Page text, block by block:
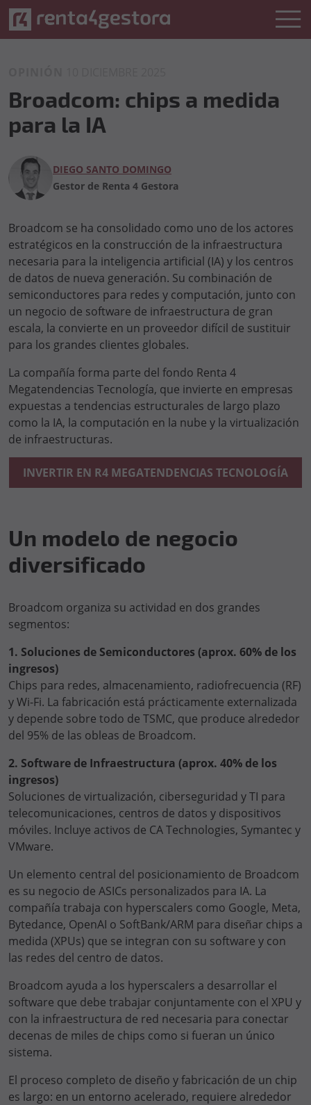
Broadcom: chips a medida
para la IA
DIEGO SANTO DOMINGO
Gestor de Renta 4 Gestora
Broadcom se ha consolidado como uno de los actores
estratégicos en la construcción de la infraestructura
necesaria para la inteligencia artificial (IA) y los centros
de datos de nueva generación. Su combinación de
semiconductores para redes y computación, junto con
un negocio de software de infraestructura de gran
escala, la convierte en un proveedor difícil de sustituir
para los grandes clientes globales.
La compañía forma parte del fondo Renta 4
Megatendencias Tecnología, que invierte en empresas
expuestas a tendencias estructurales de largo plazo
como la IA, la computación en la nube y la virtualización
de infraestructuras.
INVERTIR EN R4 MEGATENDENCIAS TECNOLOGÍA
Un modelo de negocio
diversificado
Broadcom organiza su actividad en dos grandes
segmentos:
1. Soluciones de Semiconductores (aprox. 60% de los
ingresos)
Chips para redes, almacenamiento, radiofrecuencia (RF)
y Wi-Fi. La fabricación está prácticamente externalizada
y depende sobre todo de TSMC, que produce alrededor
del 95% de las obleas de Broadcom.
2. Software de Infraestructura (aprox. 40% de los
ingresos)
Soluciones de virtualización, ciberseguridad y TI para
telecomunicaciones, centros de datos y dispositivos
móviles. Incluye activos de CA Technologies, Symantec y
VMware.
Un elemento central del posicionamiento de Broadcom
es su negocio de ASICs personalizados para IA. La
compañía trabaja con hyperscalers como Google, Meta,
Bytedance, OpenAI o SoftBank/ARM para diseñar chips a
medida (XPUs) que se integran con su software y con
las redes del centro de datos.
Broadcom ayuda a los hyperscalers a desarrollar el
software que debe trabajar conjuntamente con el XPU y
con la infraestructura de red necesaria para conectar
decenas de miles de chips como si fueran un único
sistema.
El proceso completo de diseño y fabricación de un chip
es largo: en un entorno acelerado, requiere alrededor